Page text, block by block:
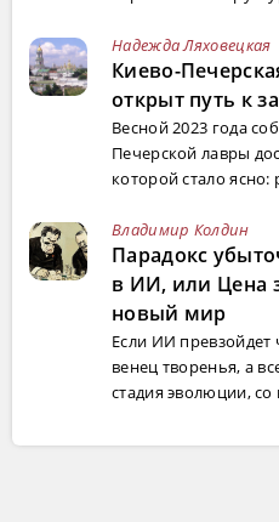
Надежда Ляховецкая
Киево-
открыт путь к
Весной 2023 года
Печерской лавры
которой стало ясно:
Владимир Колдин
Парадокс
в ИИ, или Цена
новый мир
Если ИИ превзойдет
венец творенья, а
стадия эволюции, со